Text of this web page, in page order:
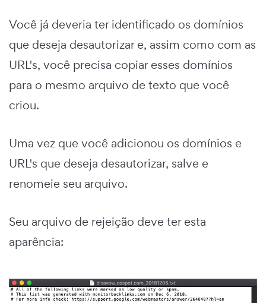
Você já deveria ter identificado os domínios
que deseja desautorizar e, assim como com as
URL's, você precisa copiar esses domínios
para o mesmo arquivo de texto que você
criou.
Uma vez que você adicionou os domínios e
URL's que deseja desautorizar, salve e
renomeie seu arquivo.
Seu arquivo de rejeição deve ter esta
aparência: